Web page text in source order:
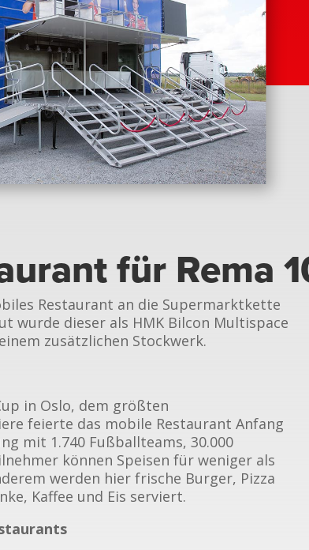
für Rema
Restaurant an die Supermarktkette
wurde dieser als HMK Bilcon Multispace
zusätzlichen Stockwerk.
in Oslo, dem größten
feierte das mobile Restaurant Anfang
mit 1.740 Fußballteams, 30.000
können Speisen für weniger als
werden hier frische Burger, Pizza
Kaffee und Eis serviert.